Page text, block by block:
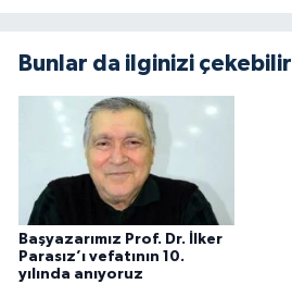
Bunlar da ilginizi çekebilir
Başyazarımız Prof. Dr. İlker
Parasız’ı vefatının 10.
yılında anıyoruz